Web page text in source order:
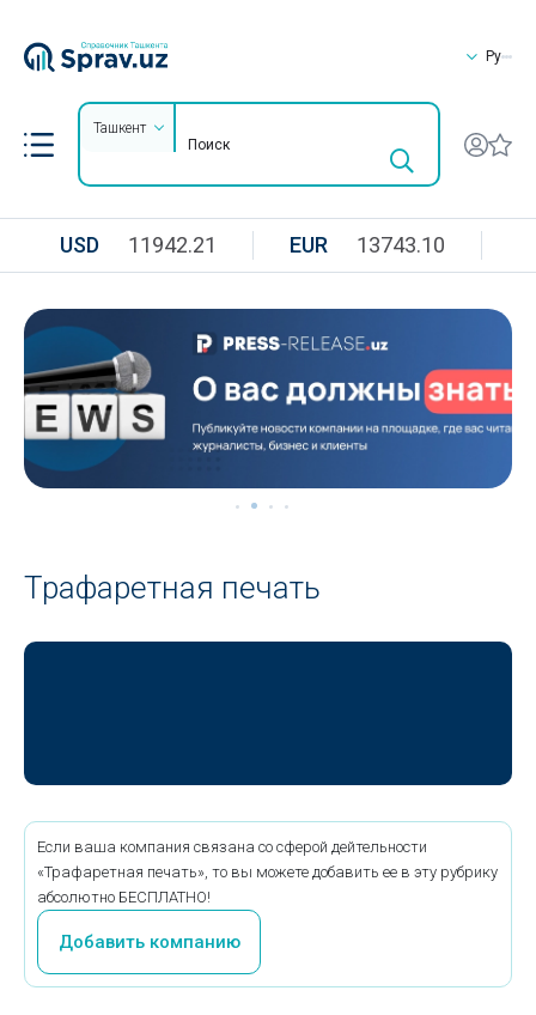
Ру
Ташкент
USD 11942.21 EUR 13743.10
Трафаретная печать
Если ваша компания связана со сферой дейтельности
«Трафаретная печать», то вы можете добавить ее в эту рубрику
абсолютно БЕСПЛАТНО!
Добавить компанию